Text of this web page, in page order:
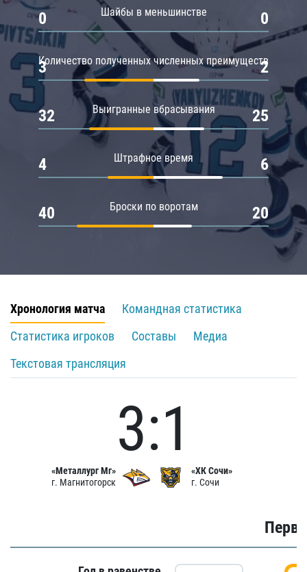
Шайбы в меньшинстве
0 0
Количество полученных численных преимуществ
3 2
Выигранные вбрасывания
32 25
Штрафное время
4 6
Броски по воротам
40 20
Хронология матча
Командная статистика
Статистика игроков
Составы
Медиа
Текстовая трансляция
«Металлург Мг»
г. Магнитогорск
3:1
«ХК Сочи»
г. Сочи